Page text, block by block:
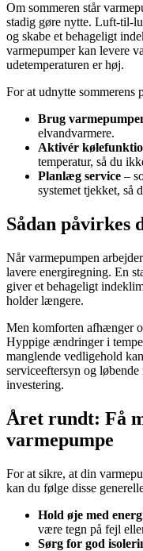
Om sommeren står
stadig gøre nytte. Luft-til-
og skabe et behageligt
varmepumper kan levere
udetemperaturen er høj.
For at udnytte sommerens
Brug
elvandvarmere.
Aktivér
temperatur, så du
Planlæg service –
systemet tjekket, så
Sådan påvirkes
Når varmepumpen
lavere energiregning. En
giver et behageligt
holder længere.
Men komforten afhænger
Hyppige ændringer i
manglende vedligehold
serviceeftersyn og
investering.
Året rundt: Få
varmepumpe
For at sikre, at din
kan du følge disse
Hold øje med
være tegn på fejl
Sørg for god